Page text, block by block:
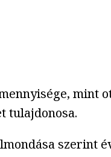
mint
tulajdonosa.
szerint